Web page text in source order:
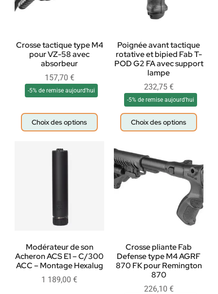
Crosse tactique type M4
pour VZ-58 avec
absorbeur
157,70 €
-5% de remise aujourd'hui
Choix des options
Poignée avant tactique
rotative et bipied Fab T-
POD G2 FA avec support
lampe
232,75 €
-5% de remise aujourd'hui
Choix des options
Modérateur de son
Acheron ACS E1 – C/300
ACC – Montage Hexalug
1 189,00 €
Crosse pliante Fab
Defense type M4 AGRF
870 FK pour Remington
870
226,10 €